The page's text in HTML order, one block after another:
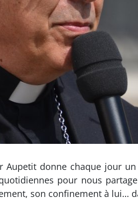
donne chaque jour
pour nous
son confinement à lui…